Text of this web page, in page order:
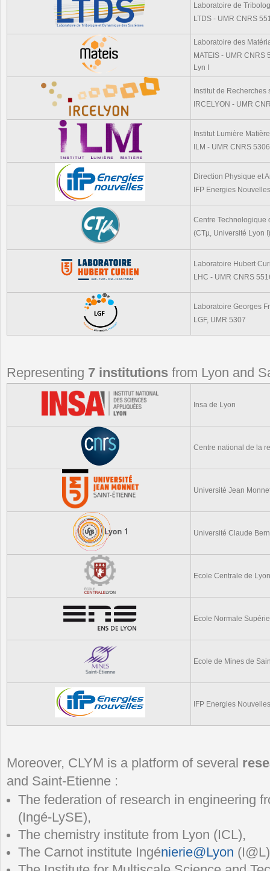
Laboratoire de
LTDS - UMR CNRS
Laboratoire des
MATEIS - UMR CNRS
Lyn I
Institut de Recherches
IRCELYON - UMR
Institut Lumière Matière
ILM - UMR CNRS
Direction Physique et
IFP Energies Nouvelles
Centre Technologique
(CTµ, Université Lyon I)
Laboratoire Hubert
LHC - UMR CNRS
Laboratoire Georges
LGF, UMR 5307
Representing 7 institutions from Lyon and
Insa de Lyon
Centre national de la
Université Jean
Université Claude
Ecole Centrale de Lyon
Ecole Normale
Ecole de Mines de
IFP Energies Nouvelles
Moreover, CLYM is a platform of several
and Saint-Etienne :
The federation of research in engineering
(Ingé-LySE),
The chemistry institute from Lyon (ICL),
The Carnot institute Ingénierie@Lyon